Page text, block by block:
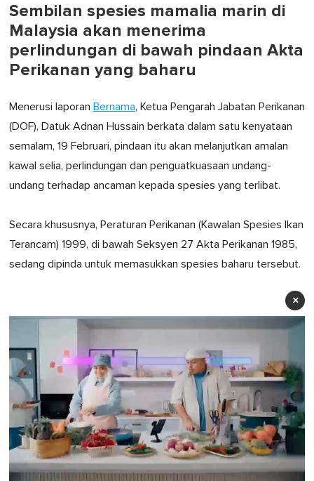
Sembilan spesies mamalia marin di
Malaysia akan menerima
perlindungan di bawah pindaan Akta
Perikanan yang baharu
Menerusi laporan Bernama, Ketua Pengarah Jabatan Perikanan
(DOF), Datuk Adnan Hussain berkata dalam satu kenyataan
semalam, 19 Februari, pindaan itu akan melanjutkan amalan
kawal selia, perlindungan dan penguatkuasaan undang-
undang terhadap ancaman kepada spesies yang terlibat.
Secara khususnya, Peraturan Perikanan (Kawalan Spesies Ikan
Terancam) 1999, di bawah Seksyen 27 Akta Perikanan 1985,
sedang dipinda untuk memasukkan spesies baharu tersebut.
×